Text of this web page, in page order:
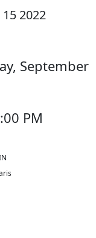
2022
September
PM